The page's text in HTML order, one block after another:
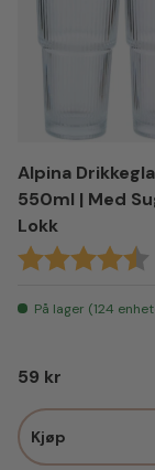
Alpina
550ml | Med
Lokk
Karakter:
På lager (124
Vanlig pris
59 kr
Kjøp